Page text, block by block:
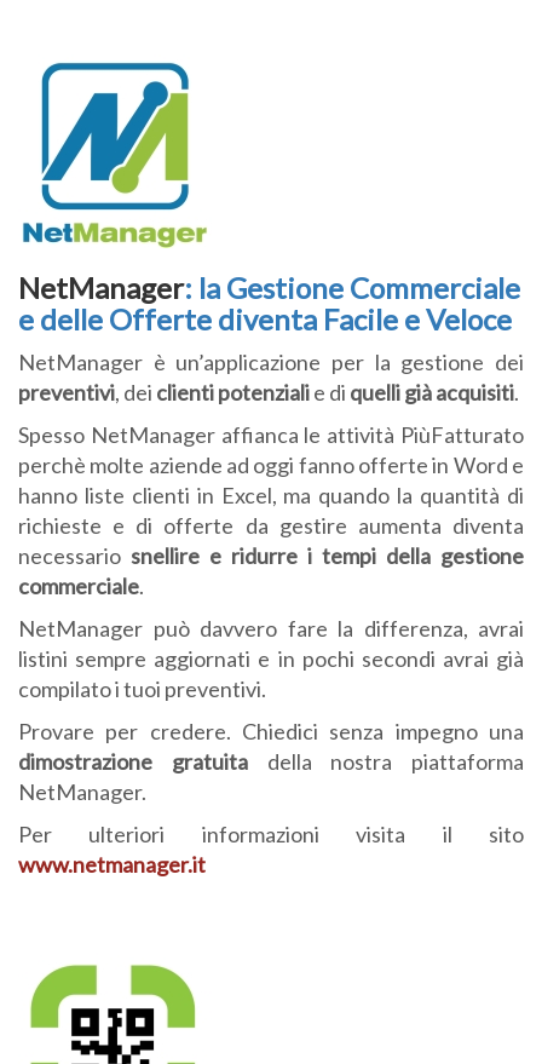
NetManager: la Gestione Commerciale
e delle Offerte diventa Facile e Veloce
NetManager è un’applicazione per la gestione dei
preventivi, dei clienti potenzialie di quelli già acquisiti.
Spesso NetManager affianca le attività PiùFatturato
perchè molte aziende ad oggi fanno offerte in Word e
hanno liste clienti in Excel, ma quando la quantità di
richieste e di offerte da gestire aumenta diventa
necessario snellire e ridurre i tempi della gestione
commerciale.
NetManager può davvero fare la differenza, avrai
listini sempre aggiornati e in pochi secondi avrai già
compilato i tuoi preventivi.
Provare per credere. Chiedici senza impegno una
dimostrazione gratuitadella nostra piattaforma
NetManager.
Per ulteriori informazioni visita il sito
www.netmanager.it